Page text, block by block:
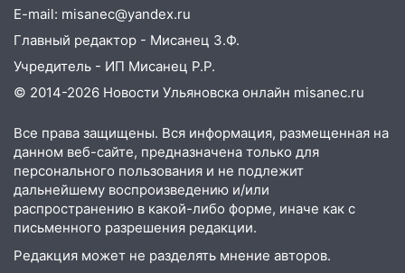
E-mail: misanec@yandex.ru
Главный редактор - Мисанец З.Ф.
Учредитель - ИП Мисанец Р.Р.
© 2014-2026 Новости Ульяновска онлайн misanec.ru
Все права защищены. Вся информация, размещенная на
данном веб-сайте, предназначена только для
персонального пользования и не подлежит
дальнейшему воспроизведению и/или
распространению в какой-либо форме, иначе как с
письменного разрешения редакции.
Редакция может не разделять мнение авторов.